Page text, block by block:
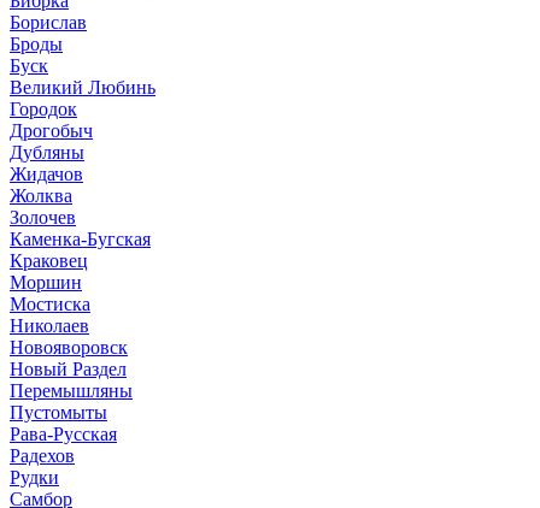
Борислав
Броды
Буск
Великий Любинь
Городок
Дрогобыч
Дубляны
Жидачов
Жолква
Золочев
Каменка-Бугская
Краковец
Моршин
Мостиска
Николаев
Новояворовск
Новый Раздел
Перемышляны
Пустомыты
Рава-Русская
Радехов
Рудки
Самбор